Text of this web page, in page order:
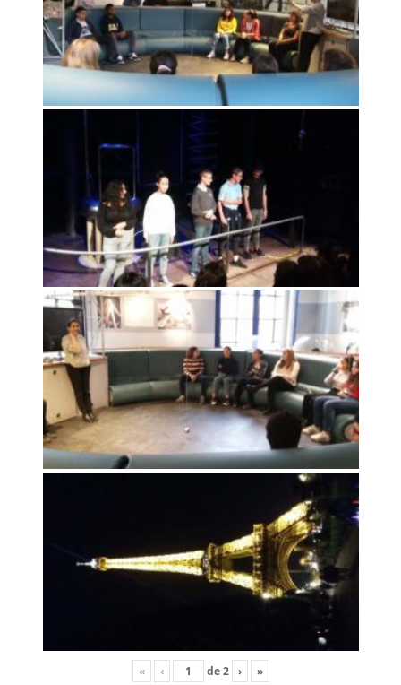
« ‹ de2 › »